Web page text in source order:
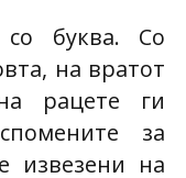
буква. Со
на вратот
рацете ги
за
извезени на